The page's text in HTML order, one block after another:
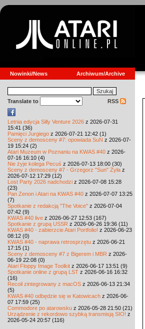
Nowinki/News Archiwum/Archive
Translate to RSS
Letnia edycja Silly Venture 2026 z 2026-07-31
15:41 (36)
Pamięci Jurgiego z 2026-07-21 12:42 (1)
Sceny z demosceny #7: opowiada SuN z 2026-07-
19 15:24 (2)
Atari Muzeum w Poznaniu na KWAS #40 z 2026-
07-16 16:10 (4)
Nie żyje kolega Pecuś z 2026-07-13 18:00 (30)
Sceny z demosceny #7 - Grzegorz "Sun" Żyła z
2026-07-12 17:29 (12)
Lost Party 2026 nadchodzi z 2026-07-08 15:28
(23)
Pan Zenon i Atari na KWAS #40 z 2026-07-07 13:25
(7)
Spotkanie z redakcją "The Voice" z 2026-07-04
07:42 (9)
KWAS #40 live z 2026-06-27 12:53 (167)
Spotkanie z grupą USSR z 2026-06-26 19:36 (11)
KWAS #40 - zabierzcie Atari Portfolio! z 2026-06-23
08:12 (0)
KWAS #40 - naprawa retrosprzętu z 2026-06-21
17:15 (1)
Sceny z demosceny #7 z Bigerem i MBR z 2026-
06-19 22:08 (0)
Atari Floppy Image Toolkit z 2026-06-17 13:51 (9)
Spotkanie online z grupą LST z 2026-06-16 16:32
(16)
Recoil zintegrowany z macOS z 2026-06-13 21:34
(5)
KWAS #40 odbędzie się w Katowicach z 2026-06-
07 17:59 (25)
Commodore po atarowsku z 2026-05-28 21:50 (21)
Urządzenie z rekordowo szybką transmisją SIO! z
2026-05-24 20:57 (116)